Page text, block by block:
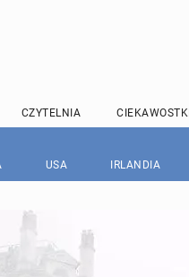
CZYTELNIA CIEKAWOSTKI
USA IRLANDIA